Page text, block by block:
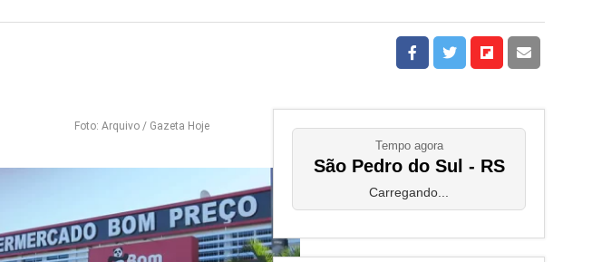
Foto: Arquivo / Gazeta Hoje
Tempo agora
São Pedro do Sul - RS
Carregando...